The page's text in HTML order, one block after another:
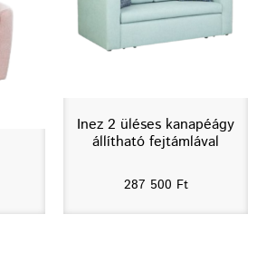
Inez 2 üléses kanapéágy
állítható fejtámlával
287 500 Ft